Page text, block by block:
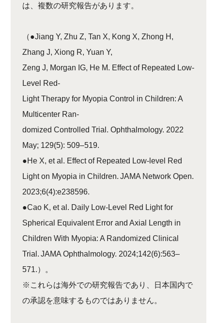
は、複数の研究報告があります。
（●Jiang Y, Zhu Z, Tan X, Kong X, Zhong H,
Zhang J, Xiong R, Yuan Y,
Zeng J, Morgan IG, He M. Effect of Repeated Low-
Level Red-
Light Therapy for Myopia Control in Children: A
Multicenter Ran-
domized Controlled Trial. Ophthalmology. 2022
May; 129(5): 509–519.
●He X, et al. Effect of Repeated Low-level Red
Light on Myopia in Children. JAMA Network Open.
2023;6(4):e238596.
●Cao K, et al. Daily Low-Level Red Light for
Spherical Equivalent Error and Axial Length in
Children With Myopia: A Randomized Clinical
Trial. JAMA Ophthalmology. 2024;142(6):563–
571.）。
※これらは海外での研究報告であり、日本国内で
の承認を意味するものではありません。